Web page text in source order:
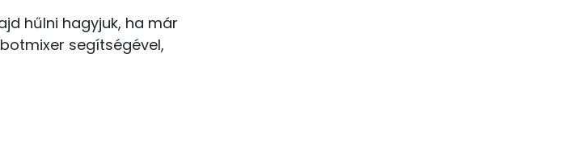
87 kcal
0 kcal
23 g
hűlni hagyjuk, ha már
segítségével,